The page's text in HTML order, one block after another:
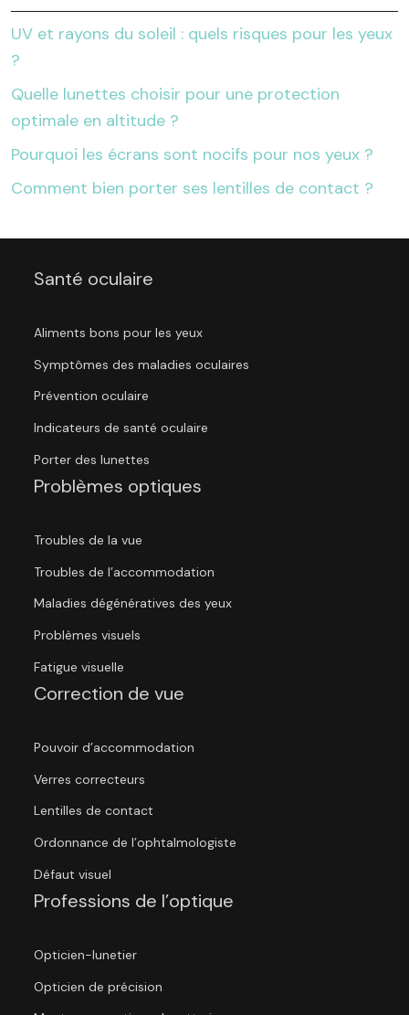
UV et rayons du soleil : quels risques pour les yeux
?
Quelle lunettes choisir pour une protection
optimale en altitude ?
Pourquoi les écrans sont nocifs pour nos yeux ?
Comment bien porter ses lentilles de contact ?
Santé oculaire
Aliments bons pour les yeux
Symptômes des maladies oculaires
Prévention oculaire
Indicateurs de santé oculaire
Porter des lunettes
Problèmes optiques
Troubles de la vue
Troubles de l’accommodation
Maladies dégénératives des yeux
Problèmes visuels
Fatigue visuelle
Correction de vue
Pouvoir d’accommodation
Verres correcteurs
Lentilles de contact
Ordonnance de l’ophtalmologiste
Défaut visuel
Professions de l’optique
Opticien-lunetier
Opticien de précision